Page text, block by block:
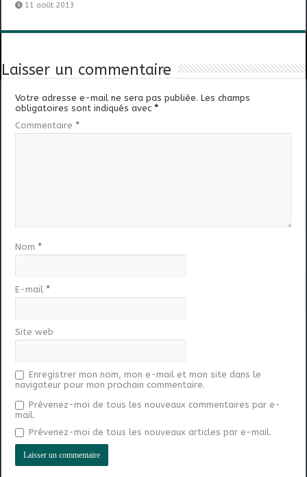
11 août 2013
Laisser un commentaire
Votre adresse e-mail ne sera pas publiée. Les champs
obligatoires sont indiqués avec*
Commentaire *
Nom *
E-mail *
Site web
Enregistrer mon nom, mon e-mail et mon site dans le
navigateur pour mon prochain commentaire.
Prévenez-moi de tous les nouveaux commentaires par e-
mail.
Prévenez-moi de tous les nouveaux articles par e-mail.